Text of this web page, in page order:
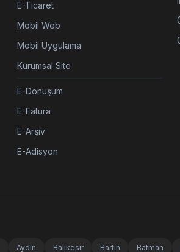
E-Ticaret
Mobil Web
Mobil Uygulama
Kurumsal Site
E-Dönüşüm
E-Fatura
E-Arşiv
E-Adisyon
Aydın Balıkesir Bartın Batman